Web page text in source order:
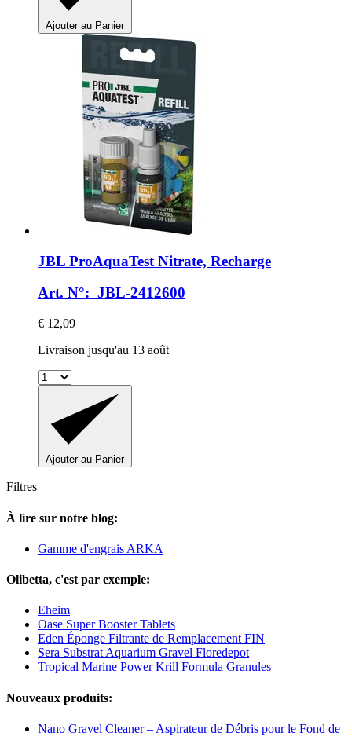
Ajouter au Panier
JBL ProAquaTest Nitrate, Recharge
Art. N°: JBL-2412600
€ 12,09
Livraison jusqu'au 13 août
Ajouter au Panier
Filtres
À lire sur notre blog:
Gamme d'engrais ARKA
Olibetta, c'est par exemple:
Eheim
Oase Super Booster Tablets
Eden Éponge Filtrante de Remplacement FIN
Sera Substrat Aquarium Gravel Floredepot
Tropical Marine Power Krill Formula Granules
Nouveaux produits:
Nano Gravel Cleaner – Aspirateur de Débris pour le Fond de